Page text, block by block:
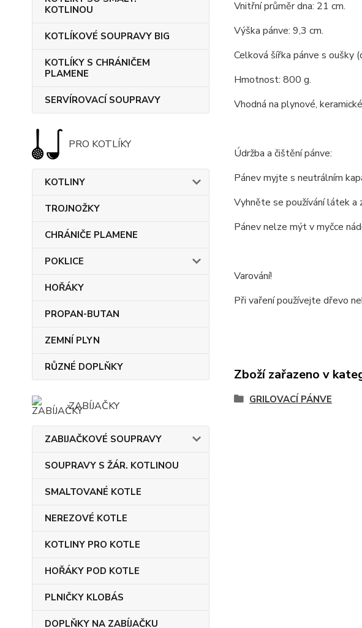
KOTLINOU
KOTLÍKOVÉ SOUPRAVY BIG
KOTLÍKY S CHRÁNIČEM
PLAMENE
SERVÍROVACÍ SOUPRAVY
PRO KOTLÍKY
KOTLINY
TROJNOŽKY
CHRÁNIČE PLAMENE
POKLICE
HOŘÁKY
PROPAN-BUTAN
ZEMNÍ PLYN
RŮZNÉ DOPLŇKY
ZABÍJAČKY
ZABIJAČKOVÉ SOUPRAVY
SOUPRAVY S ŽÁR. KOTLINOU
SMALTOVANÉ KOTLE
NEREZOVÉ KOTLE
KOTLINY PRO KOTLE
HOŘÁKY POD KOTLE
PLNIČKY KLOBÁS
DOPLŇKY NA ZABÍJAČKU
Vnitřní průměr dna: 21 cm.
Výška pánve: 9,3 cm.
Celková šířka pánve s oušky
Hmotnost: 800 g.
Vhodná na plynové,
Údržba a čištění pánve:
Pánev myjte s neutrálním
Vyhněte se používání látek a
Pánev nelze mýt v myčce
Varování!
Při vaření používejte dřevo
Zboží zařazeno v
GRILOVACÍ PÁNVE